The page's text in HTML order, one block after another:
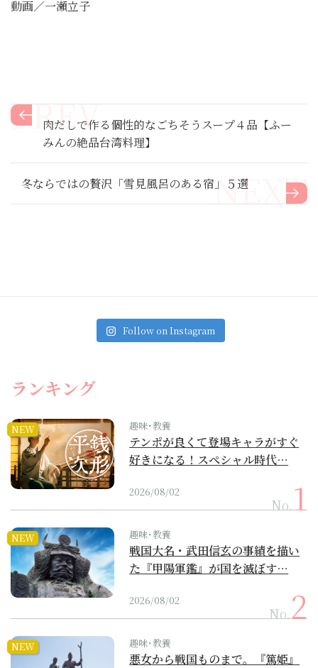
動画／一瀬立子
肉だしで作る個性的なごちそうスープ４品【ふー
みんの絶品台湾料理】
冬ならではの贅沢「雪見風呂のある宿」５選
Follow on Instagram
ランキング
NEW 趣味･教養
テンポが良くて登場キャラがすぐ
好きになる！スペシャル時代…
2026/08/02
No.
NEW 趣味･教養
戦国大名・武田信玄の事績を描い
た『甲陽軍鑑』が国を滅ぼす…
2026/08/02
No.
NEW 趣味･教養
悪女から戦国ものまで。『篤姫』